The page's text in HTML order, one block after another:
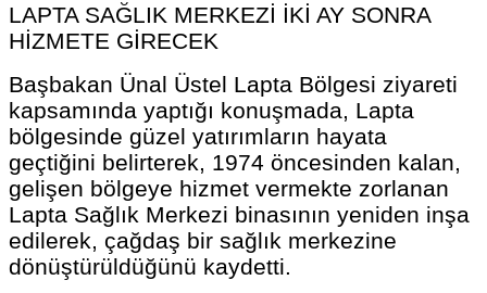
LAPTA SAĞLIK MERKEZİ İKİ AY SONRA
HİZMETE GİRECEK
Başbakan Ünal Üstel Lapta Bölgesi ziyareti
kapsamında yaptığı konuşmada, Lapta
bölgesinde güzel yatırımların hayata
geçtiğini belirterek, 1974 öncesinden kalan,
gelişen bölgeye hizmet vermekte zorlanan
Lapta Sağlık Merkezi binasının yeniden inşa
edilerek, çağdaş bir sağlık merkezine
dönüştürüldüğünü kaydetti.